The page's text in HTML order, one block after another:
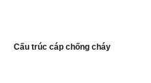
Cấu trúc cáp chống cháy